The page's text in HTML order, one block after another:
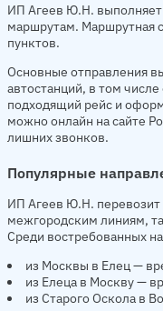
ИП Агеев Ю.Н. выполняет
маршрутам. Маршрутная
пунктов.
Основные отправления
автостанций, в том
подходящий рейс и
можно онлайн на сайте
лишних звонков.
Популярные
ИП Агеев Ю.Н. перевозит
межгородским линиям,
Среди востребованных
из Москвы в Елец —
из Елеца в Москву —
из Старого Оскола в